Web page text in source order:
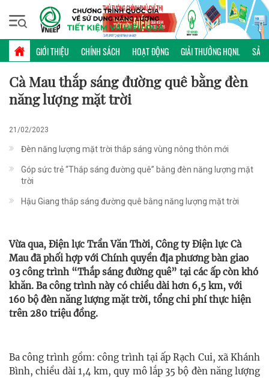
GIỚI THIỆU CHÍNH SÁCH HOẠT ĐỘNG GIẢI THƯỞNG HQNL SẢN
Thứ sáu, 07/08/2026 | 09:54 GMT+7
PHỔ BIẾN KIẾN THỨC
Cà Mau thắp sáng đường quê bằng đèn
năng lượng mặt trời
21/02/2023
Đèn năng lượng mặt trời thắp sáng vùng nông thôn mới
Góp sức trẻ “Thắp sáng đường quê” bằng đèn năng lượng mặt
trời
Hậu Giang thắp sáng đường quê bằng năng lượng mặt trời
Vừa qua, Ðiện lực Trần Văn Thời, Công ty Điện lực Cà
Mau đã phối hợp với Chính quyền địa phương bàn giao
03 công trình “Thắp sáng đường quê” tại các ấp còn khó
khăn. Ba công trình này có chiều dài hơn 6,5 km, với
160 bộ đèn năng lượng mặt trời, tổng chi phí thực hiện
trên 280 triệu đồng.
Ba công trình gồm: công trình tại ấp Rạch Cui, xã Khánh
Bình, chiều dài 1,4 km, quy mô lắp 35 bộ đèn năng lượng